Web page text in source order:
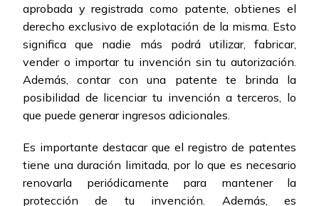
aprobada y registrada como patente, obtienes el
derecho exclusivo de explotación de la misma. Esto
significa que nadie más podrá utilizar, fabricar,
vender o importar tu invención sin tu autorización.
Además, contar con una patente te brinda la
posibilidad de licenciar tu invención a terceros, lo
que puede generar ingresos adicionales.
Es importante destacar que el registro de patentes
tiene una duración limitada, por lo que es necesario
renovarla periódicamente para mantener la
protección de tu invención. Además, es